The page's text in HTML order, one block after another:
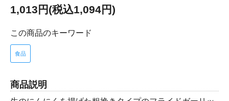
1,013円(税込1,094円)
この商品のキーワード
食品
商品説明